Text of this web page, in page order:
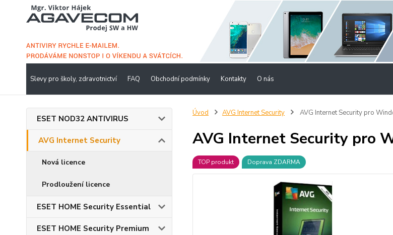
Slevy pro školy, zdravotnictví FAQ Obchodní podmínky Kontakty O nás
ESET NOD32 ANTIVIRUS
AVG Internet Security
Nová licence
Prodloužení licence
ESET HOME Security Essential
ESET HOME Security Premium
Úvod AVG Internet Security AVG Internet Security pro
AVG Internet Security pro
TOP produkt Doprava ZDARMA